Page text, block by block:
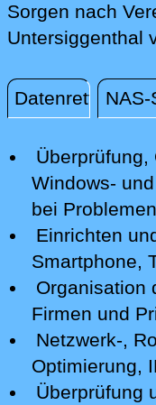
Sorgen nach
Untersiggenthal
Datenrettung
Überprüfung,
Windows-
bei
Einrichten
Smartphone,
Organisation
Firmen und
Netzwerk-,
Optimierung,
Überprüfung